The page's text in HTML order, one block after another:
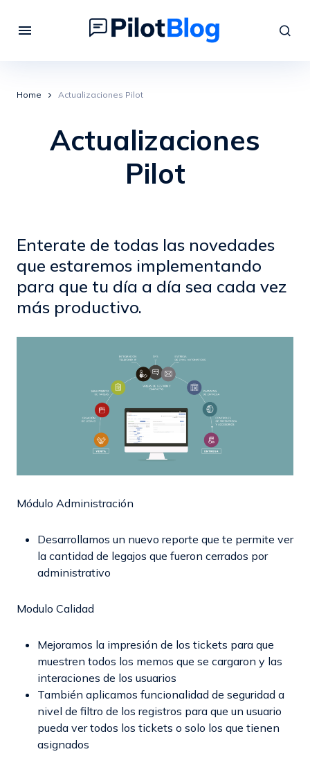
Home Actualizaciones Pilot
Actualizaciones
Pilot
Enterate de todas las novedades
que estaremos implementando
para que tu día a día sea cada vez
más productivo.
Módulo Administración
Desarrollamos un nuevo reporte que te permite ver
la cantidad de legajos que fueron cerrados por
administrativo
Modulo Calidad
Mejoramos la impresión de los tickets para que
muestren todos los memos que se cargaron y las
interaciones de los usuarios
También aplicamos funcionalidad de seguridad a
nivel de filtro de los registros para que un usuario
pueda ver todos los tickets o solo los que tienen
asignados